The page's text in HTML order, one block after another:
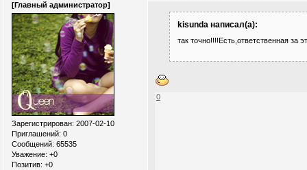
[Главный администратор]
Зарегистрирован: 2007-02-10
Приглашений: 0
Сообщений: 65535
Уважение: +0
Позитив: +0
kisunda написал(а):
так точно!!!!Есть,ответственная за
0